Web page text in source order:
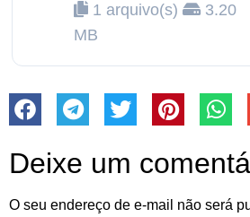
1 arquivo(s)
3.20
MB
Deixe um
O seu endereço de e-mail não será